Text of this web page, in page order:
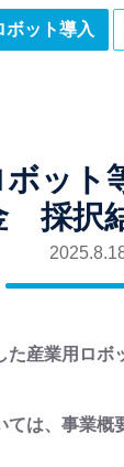
ボット導入
ボット
採択
た産業用ロボ
ては、事業概